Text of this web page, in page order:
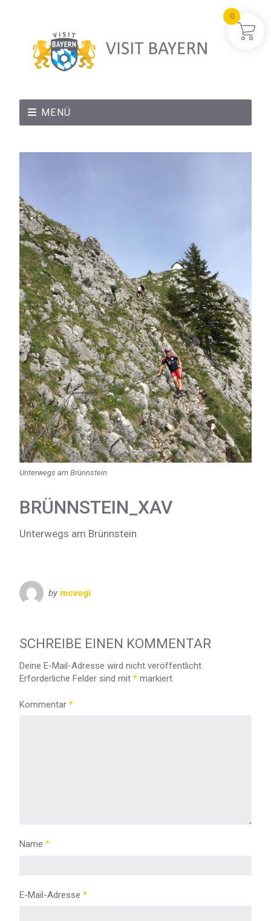
MENÜ
Unterwegs am Brünnstein
BRÜNNSTEIN_XAV
Unterwegs am Brünnstein
by mcvogi
SCHREIBE EINEN KOMMENTAR
Deine E-Mail-Adresse wird nicht veröffentlicht.
Erforderliche Felder sind mit * markiert
Kommentar *
Name *
E-Mail-Adresse *
0